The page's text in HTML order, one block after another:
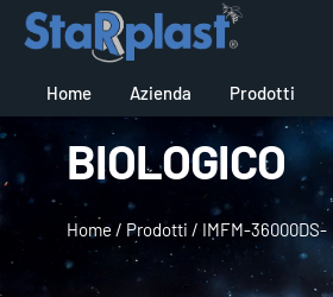
Home Azienda Prodotti
BIOLOGICO
Home / Prodotti / IMFM-36000DS-